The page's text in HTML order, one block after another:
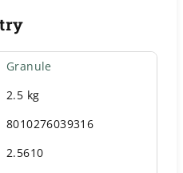
Granule
2.5 kg
8010276039316
2.5610